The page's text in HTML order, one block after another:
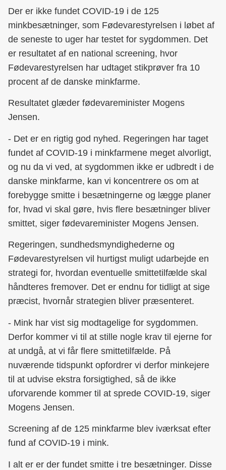
Der er ikke fundet COVID-19 i de 125
minkbesætninger, som Fødevarestyrelsen i løbet af
de seneste to uger har testet for sygdommen. Det
er resultatet af en national screening, hvor
Fødevarestyrelsen har udtaget stikprøver fra 10
procent af de danske minkfarme.
Resultatet glæder fødevareminister Mogens
Jensen.
- Det er en rigtig god nyhed. Regeringen har taget
fundet af COVID-19 i minkfarmene meget alvorligt,
og nu da vi ved, at sygdommen ikke er udbredt i de
danske minkfarme, kan vi koncentrere os om at
forebygge smitte i besætningerne og lægge planer
for, hvad vi skal gøre, hvis flere besætninger bliver
smittet, siger fødevareminister Mogens Jensen.
Regeringen, sundhedsmyndighederne og
Fødevarestyrelsen vil hurtigst muligt udarbejde en
strategi for, hvordan eventuelle smittetilfælde skal
håndteres fremover. Det er endnu for tidligt at sige
præcist, hvornår strategien bliver præsenteret.
- Mink har vist sig modtagelige for sygdommen.
Derfor kommer vi til at stille nogle krav til ejerne for
at undgå, at vi får flere smittetilfælde. På
nuværende tidspunkt opfordrer vi derfor minkejere
til at udvise ekstra forsigtighed, så de ikke
uforvarende kommer til at sprede COVID-19, siger
Mogens Jensen.
Screening af de 125 minkfarme blev iværksat efter
fund af COVID-19 i mink.
I alt er er der fundet smitte i tre besætninger. Disse